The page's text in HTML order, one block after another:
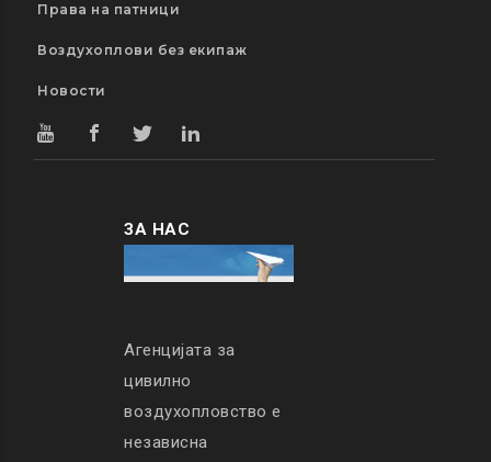
Права на патници
Воздухоплови без екипаж
Новости
ЗА НАС
Агенцијата за
цивилно
воздухопловство е
независна